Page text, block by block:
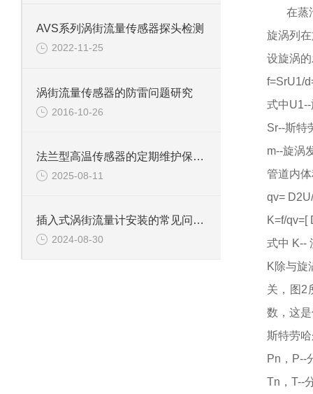
AVS系列涡街流量传感器探头检测
2022-11-25
涡街流量传感器的防雷问题研究
2016-10-26
法兰型高温传感器的定期维护保养方法及其重要性分享
2025-08-11
插入式涡街流量计安装的常见问题与解决方案
2024-08-30
在蒸
旋涡列
设旋涡
f=SrU1/
式中
Sr--斯特
m--旋涡
管道内
qv=
K=f/qv=[
式中 K--
K除与旋
关，图2
数，这
斯特劳
Pn，P--
Tn，T--